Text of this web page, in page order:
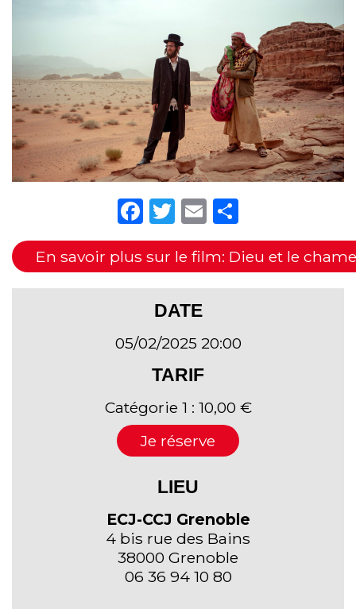
Facebook
Twitter
Email
En savoir plus sur le film: Dieu et le
DATE
05/02/2025 20:00
TARIF
Catégorie 1 : 10,00 €
Je réserve
LIEU
ECJ-CCJ Grenoble
4 bis rue des Bains
38000 Grenoble
06 36 94 10 80